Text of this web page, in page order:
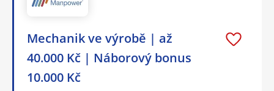
Mechanik ve výrobě | až
40.000 Kč | Náborový bonus
10.000 Kč